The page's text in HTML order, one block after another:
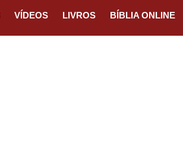
VÍDEOS LIVROS BÍBLIA ONLINE